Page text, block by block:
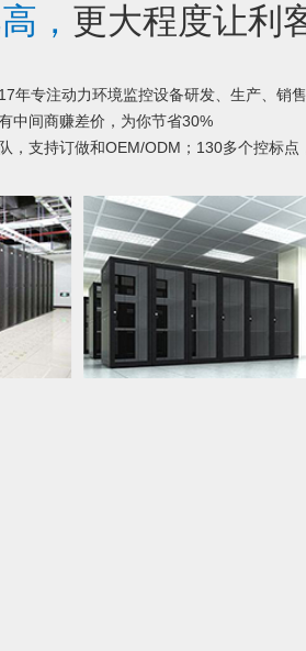
， 更大程度让利
年专注动力环境监控设备研发、生产、销
中间商赚差价，为你节省30%
，支持订做和OEM/ODM；130多个控标点